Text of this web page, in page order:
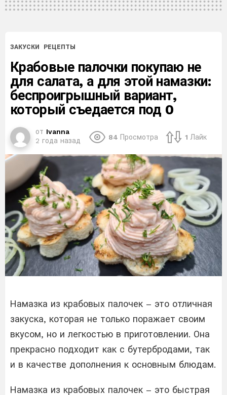
ЗАКУСКИ РЕЦЕПТЫ
Крабовые палочки покупаю не
для салата, а для этой намазки:
беспроигрышный вариант,
который съедается под 0
от Ivanna
2 года назад
84 Просмотра 1 Лайк
Намазка из крабовых палочек – это отличная
закуска, которая не только поражает своим
вкусом, но и легкостью в приготовлении. Она
прекрасно подходит как с бутербродами, так
и в качестве дополнения к основным блюдам.
Намазка из крабовых палочек – это быстрая